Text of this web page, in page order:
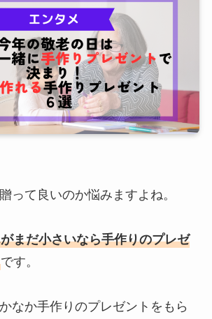
って良いのか悩みますよね。
まだ小さいなら手作りのプレゼ
です。
なか手作りのプレゼントをもら